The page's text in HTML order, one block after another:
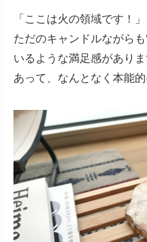
「ここは火の領域です！
ただのキャンドルながら
いるような満足感があり
あって、なんとなく本能